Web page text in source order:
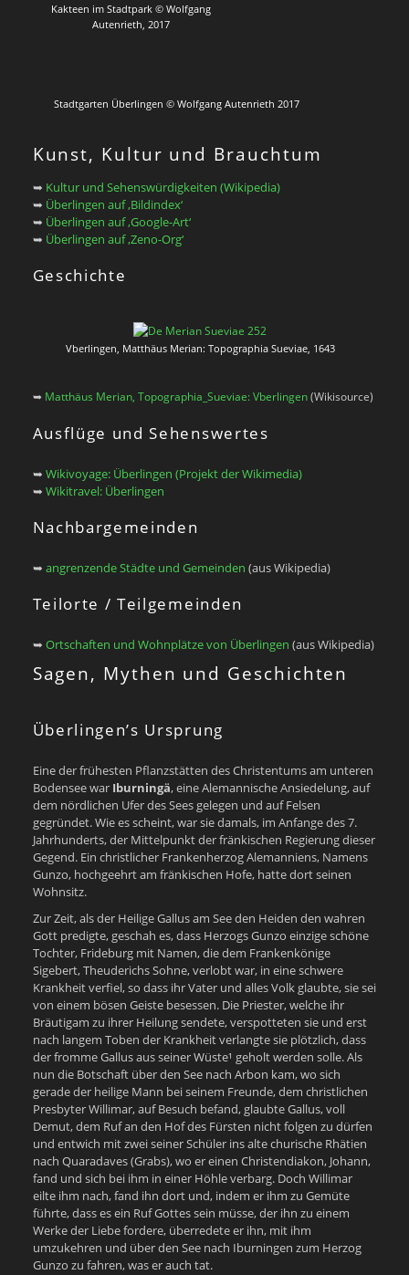
Kakteen im Stadtpark © Wolfgang
Autenrieth, 2017
Stadtgarten Überlingen © Wolfgang Autenrieth 2017
Kunst, Kultur und Brauchtum
➥ Kultur und Sehenswürdigkeiten (Wikipedia)
➥ Überlingen auf ‚Bildindex‘
➥ Überlingen auf ‚Google-Art‘
➥ Überlingen auf ‚Zeno-Org‘
Geschichte
Vberlingen, Matthäus Merian: Topographia Sueviae, 1643
➥ Matthäus Merian, Topographia_Sueviae: Vberlingen(Wikisource)
Ausflüge und Sehenswertes
➥ Wikivoyage: Überlingen (Projekt der Wikimedia)
➥ Wikitravel: Überlingen
Nachbargemeinden
➥ angrenzende Städte und Gemeinden (aus Wikipedia)
Teilorte / Teilgemeinden
➥ Ortschaften und Wohnplätze von Überlingen (aus Wikipedia)
Sagen, Mythen und Geschichten
Überlingen’s Ursprung
Eine der frühesten Pflanzstätten des Christentums am unteren
Bodensee war Iburningä, eine Alemannische Ansiedelung, auf
dem nördlichen Ufer des Sees gelegen und auf Felsen
gegründet. Wie es scheint, war sie damals, im Anfange des 7.
Jahrhunderts, der Mittelpunkt der fränkischen Regierung dieser
Gegend. Ein christlicher Frankenherzog Alemanniens, Namens
Gunzo, hochgeehrt am fränkischen Hofe, hatte dort seinen
Wohnsitz.
Zur Zeit, als der Heilige Gallus am See den Heiden den wahren
Gott predigte, geschah es, dass Herzogs Gunzo einzige schöne
Tochter, Frideburg mit Namen, die dem Frankenkönige
Sigebert, Theuderichs Sohne, verlobt war, in eine schwere
Krankheit verfiel, so dass ihr Vater und alles Volk glaubte, sie sei
von einem bösen Geiste besessen. Die Priester, welche ihr
Bräutigam zu ihrer Heilung sendete, verspotteten sie und erst
nach langem Toben der Krankheit verlangte sie plötzlich, dass
der fromme Gallus aus seiner Wüste¹ geholt werden solle. Als
nun die Botschaft über den See nach Arbon kam, wo sich
gerade der heilige Mann bei seinem Freunde, dem christlichen
Presbyter Willimar, auf Besuch befand, glaubte Gallus, voll
Demut, dem Ruf an den Hof des Fürsten nicht folgen zu dürfen
und entwich mit zwei seiner Schüler ins alte churische Rhätien
nach Quaradaves (Grabs), wo er einen Christendiakon, Johann,
fand und sich bei ihm in einer Höhle verbarg. Doch Willimar
eilte ihm nach, fand ihn dort und, indem er ihm zu Gemüte
führte, dass es ein Ruf Gottes sein müsse, der ihn zu einem
Werke der Liebe fordere, überredete er ihn, mit ihm
umzukehren und über den See nach Iburningen zum Herzog
Gunzo zu fahren, was er auch tat.